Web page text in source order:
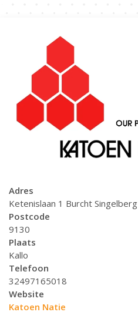
Adres
Ketenislaan 1 Burcht Singelberg
Postcode
9130
Plaats
Kallo
Telefoon
32497165018
Website
Katoen Natie